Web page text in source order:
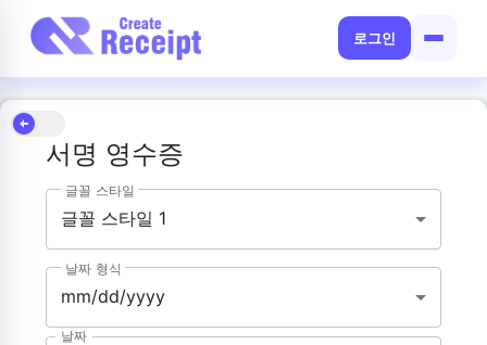
로그인
서명 영수증
글꼴 스타일
글꼴 스타일 1
날짜 형식
mm/dd/yyyy
날짜